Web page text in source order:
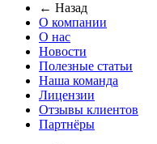
← Назад
О компании
О нас
Новости
Полезные статьи
Наша команда
Лицензии
Отзывы клиентов
Партнёры